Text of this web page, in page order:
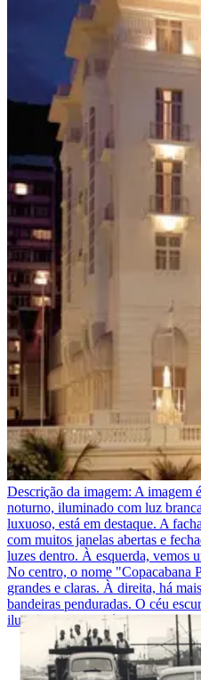
Descrição da imagem: A imagem
noturno, iluminado com luz
luxuoso, está em destaque. A
com muitos janelas abertas e
luzes dentro. À esquerda, vemos
No centro, o nome "Copacabana
grandes e claras. À direita, há
bandeiras penduradas. O céu
iluminação do edifício.